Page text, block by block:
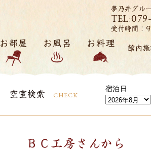
夢乃井グル
TEL:
受付時間
お部屋 お風呂 お料理
館内施
空室検索 CHECK
宿泊日
ＢＣ工房さんから